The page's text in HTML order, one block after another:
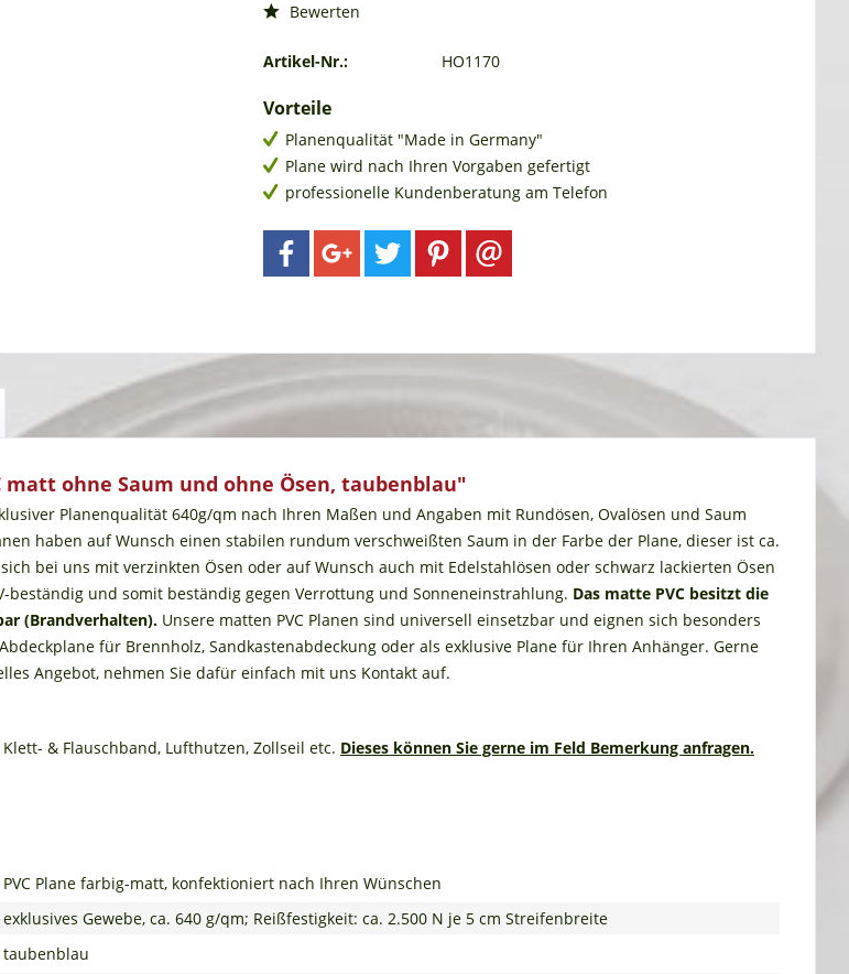
Bewerten
Artikel-Nr.: HO1170
Vorteile
Planenqualität "Made in Germany"
Plane wird nach Ihren Vorgaben gefertigt
professionelle Kundenberatung am Telefon
ohne Saum und ohne Ösen, taubenblau"
Planenqualität 640g/qm nach Ihren Maßen und Angaben mit Rundösen, Ovalösen und Saum
haben auf Wunsch einen stabilen rundum verschweißten Saum in der Farbe der Plane, dieser ist ca.
bei uns mit verzinkten Ösen oder auf Wunsch auch mit Edelstahlösen oder schwarz lackierten Ösen
beständig und somit beständig gegen Verrottung und Sonneneinstrahlung. Das matte PVC besitzt die
(Brandverhalten). Unsere matten PVC Planen sind universell einsetzbar und eignen sich besonders
für Brennholz, Sandkastenabdeckung oder als exklusive Plane für Ihren Anhänger. Gerne
Angebot, nehmen Sie dafür einfach mit uns Kontakt auf.
& Flauschband, Lufthutzen, Zollseil etc. Dieses können Sie gerne im Feld Bemerkung anfragen.
PVC Plane farbig-matt, konfektioniert nach Ihren Wünschen
exklusives Gewebe, ca. 640 g/qm; Reißfestigkeit: ca. 2.500 N je 5 cm Streifenbreite
taubenblau